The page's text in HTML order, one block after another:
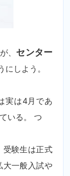
、 センター
にしよう。
実は4月であ
いる。 つ
受験生は正式
大一般入試や